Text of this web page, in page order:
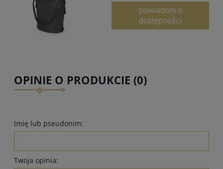
powiadom o
dostępności
OPINIE O PRODUKCIE (0)
Imię lub pseudonim:
Twoja opinia: